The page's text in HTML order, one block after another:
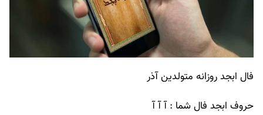
فال ابجد روزانه متولدین آذر
حروف ابجد فال شما : آ‌‌ آ ‌آ‌